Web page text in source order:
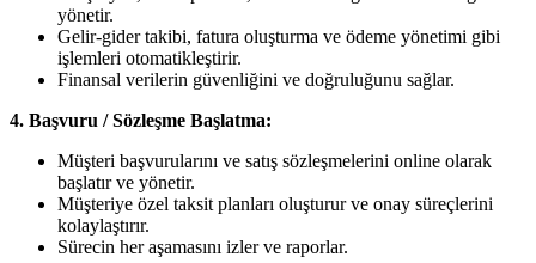
yönetir.
Gelir-gider takibi, fatura oluşturma ve ödeme yönetimi gibi
işlemleri otomatikleştirir.
Finansal verilerin güvenliğini ve doğruluğunu sağlar.
4. Başvuru / Sözleşme Başlatma:
Müşteri başvurularını ve satış sözleşmelerini online olarak
başlatır ve yönetir.
Müşteriye özel taksit planları oluşturur ve onay süreçlerini
kolaylaştırır.
Sürecin her aşamasını izler ve raporlar.